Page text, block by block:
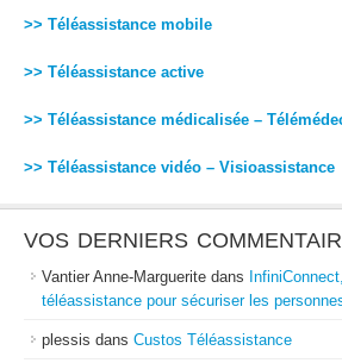
>> Téléassistance mobile
>> Téléassistance active
>> Téléassistance médicalisée –
>> Téléassistance vidéo – Visioassistance
VOS DERNIERS
Vantier Anne-Marguerite dans
téléassistance pour sécuriser les
plessis dans Custos Téléassistance